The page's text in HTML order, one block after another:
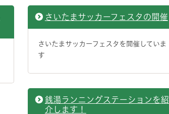
さいたまサッカーフェスタの開催
さいたまサッカーフェスタを開催していま
す
銭湯ランニングステーションを紹
介します！